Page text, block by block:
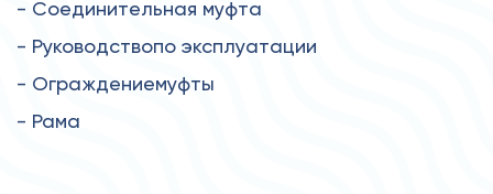
- Соединительная муфта
- Руководствопо эксплуатации
- Ограждениемуфты
- Рама